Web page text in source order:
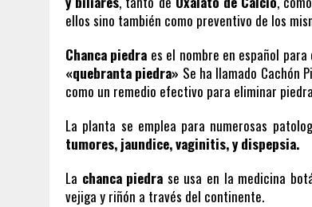
ellos sino también como preventivo de los
Chanca piedra es el nombre en español para
«quebranta piedra» Se ha llamado Cachón
como un remedio efectivo para eliminar
La planta se emplea para numerosas
tumores, jaundice, vaginitis, y dispepsia.
La chanca piedra se usa en la medicina
vejiga y riñón a través del continente.